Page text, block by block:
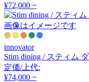
チェラントラ
CHAISES
シェーズ・ニ
¥72,000 ~
画像はイメージです
innovator
Stim dining / スティム
定価/上代:
¥74,000 ~